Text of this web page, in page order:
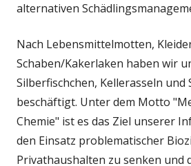
alternativen
Nach Lebensmittelmotten,
Schaben/Kakerlaken haben wir
Silberfischchen, Kellerasseln und
beschäftigt. Unter dem Motto
Chemie" ist es das Ziel unserer
den Einsatz problematischer
Privathaushalten zu senken und